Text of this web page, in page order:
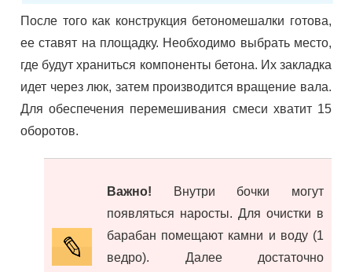
После того как конструкция бетономешалки готова,
ее ставят на площадку. Необходимо выбрать место,
где будут храниться компоненты бетона. Их закладка
идет через люк, затем производится вращение вала.
Для обеспечения перемешивания смеси хватит 15
оборотов.
Важно! Внутри бочки могут
появляться наросты. Для очистки в
барабан помещают камни и воду (1
ведро). Далее достаточно